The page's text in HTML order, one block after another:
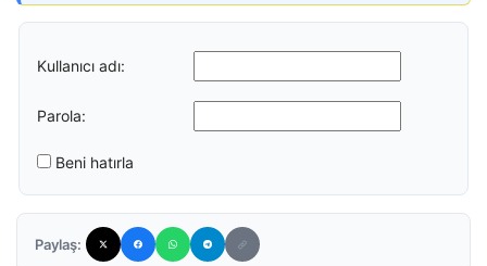
Kullanıcı adı:
Parola:
Beni hatırla
Paylaş: